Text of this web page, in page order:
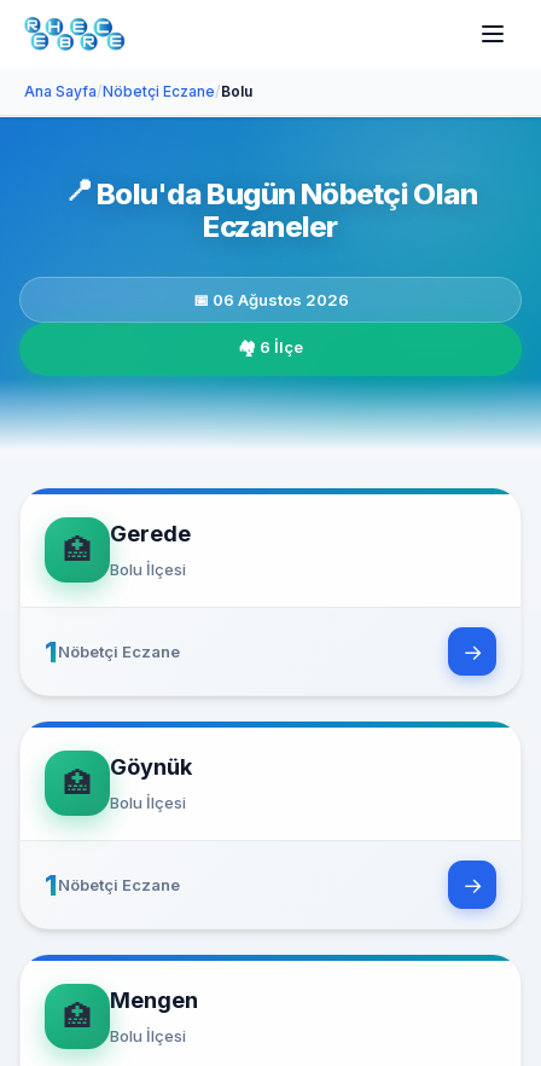
Ana Sayfa/Nöbetçi Eczane/Bolu
📍 Bolu'da Bugün Nöbetçi Olan
Eczaneler
📅 06 Ağustos 2026
🏘️ 6 İlçe
🏥 Gerede
Bolu İlçesi
1Nöbetçi Eczane →
🏥 Göynük
Bolu İlçesi
1Nöbetçi Eczane →
🏥 Mengen
Bolu İlçesi